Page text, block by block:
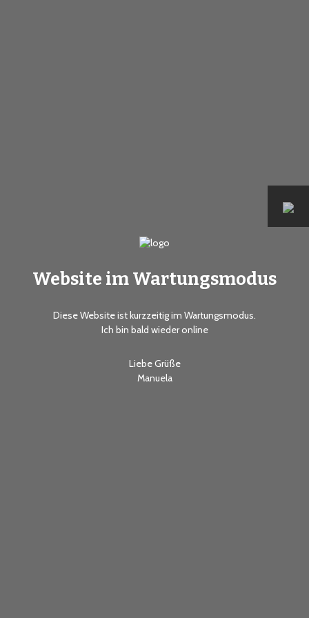
Website im Wartungsmodus
Diese Website ist kurzzeitig im Wartungsmodus.
Ich bin bald wieder online
Liebe Grüße
Manuela